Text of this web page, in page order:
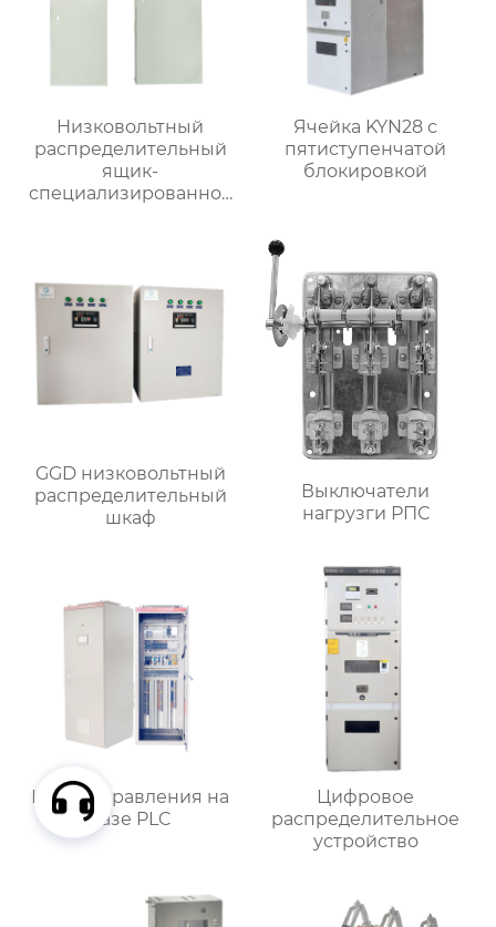
Низковольтный
распределительный
ящик-
специализированное
Ячейка KYN28 с
пятиступенчатой
блокировкой
GGD низковольтный
распределительный
шкаф
Выключатели
нагрузги РПС
Шкаф управления на
базе PLC
Цифровое
распределительное
устройство